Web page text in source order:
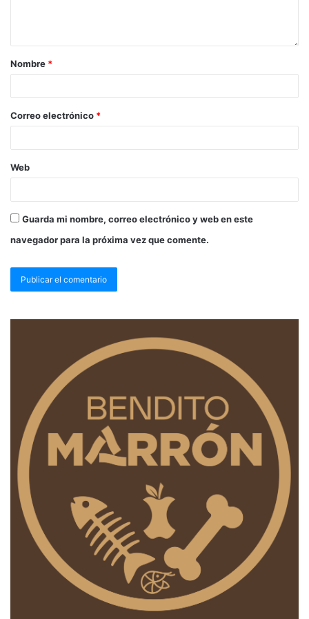
Nombre *
Correo electrónico *
Web
Guarda mi nombre, correo electrónico y web en este
navegador para la próxima vez que comente.